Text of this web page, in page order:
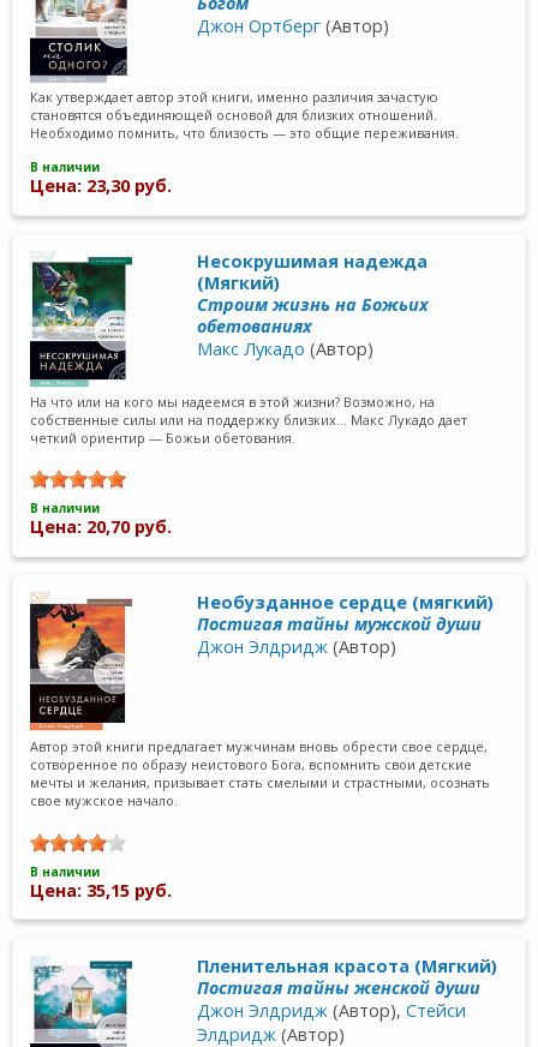
Джон Ортберг (Автор)
Как утверждает автор этой книги, именно различия зачастую
становятся объединяющей основой для близких отношений.
Необходимо помнить, что близость — это общие переживания.
В наличии
Цена: 23,30 руб.
Несокрушимая надежда
(Мягкий)
Строим жизнь на Божьих
обетованиях
Макс Лукадо (Автор)
На что или на кого мы надеемся в этой жизни? Возможно, на
собственные силы или на поддержку близких… Макс Лукадо дает
четкий ориентир — Божьи обетования.
В наличии
Цена: 20,70 руб.
Необузданное сердце (мягкий)
Постигая тайны мужской души
Джон Элдридж (Автор)
Автор этой книги предлагает мужчинам вновь обрести свое сердце,
сотворенное по образу неистового Бога, вспомнить свои детские
мечты и желания, призывает стать смелыми и страстными, осознать
свое мужское начало.
В наличии
Цена: 35,15 руб.
Пленительная красота (Мягкий)
Постигая тайны женской души
Джон Элдридж (Автор),Стейси
Элдридж (Автор)